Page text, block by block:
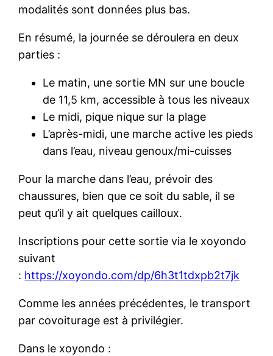
modalités sont données plus bas.
En résumé, la journée se déroulera en deux
parties :
Le matin, une sortie MN sur une boucle
de 11,5 km, accessible à tous les niveaux
Le midi, pique nique sur la plage
L’après-midi, une marche active les pieds
dans l’eau, niveau genoux/mi-cuisses
Pour la marche dans l’eau, prévoir des
chaussures, bien que ce soit du sable, il se
peut qu’il y ait quelques cailloux.
Inscriptions pour cette sortie via le xoyondo
suivant
: https://xoyondo.com/dp/6h3t1tdxpb2t7jk
Comme les années précédentes, le transport
par covoiturage est à privilégier.
Dans le xoyondo :